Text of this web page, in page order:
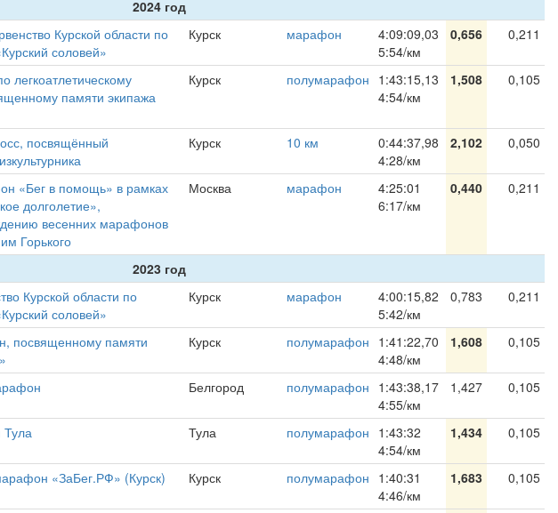
2024 год
Курской области по
соловей»
Курск марафон
4:09:09,03
5:54/км
0,656 0,211
легкоатлетическому
памяти экипажа
Курск полумарафон 1:43:15,13
4:54/км
1,508 0,105
посвящённый
Курск 10 км
0:44:37,98
4:28/км
2,102 0,050
«Бег в помощь» в рамках
долголетие»,
весенних марафонов
Горького
Москва марафон
4:25:01
6:17/км
0,440 0,211
2023 год
Курской области по
соловей»
Курск марафон
4:00:15,82
5:42/км
0,783 0,211
посвященному памяти
Курск полумарафон 1:41:22,70
4:48/км
1,608 0,105
Белгород полумарафон 1:43:38,17
4:55/км
1,427 0,105
Тула Тула полумарафон 1:43:32
4:54/км
1,434 0,105
«ЗаБег.РФ» (Курск) Курск полумарафон 1:40:31
4:46/км
1,683 0,105